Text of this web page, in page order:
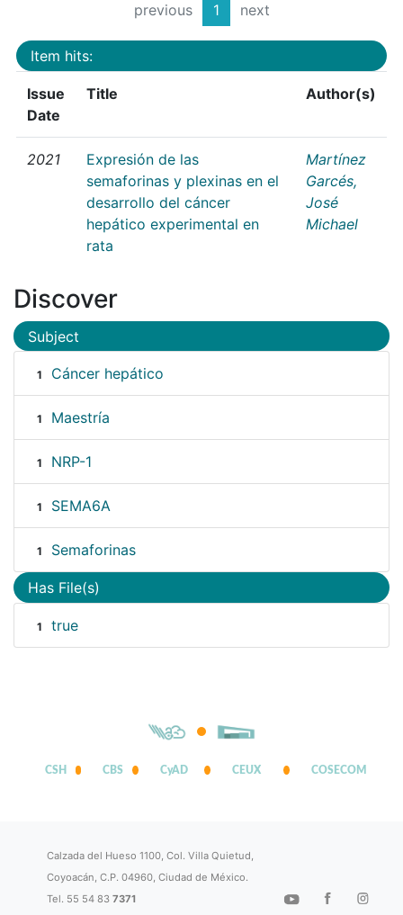
previous 1 next
Item hits:
Issue
Date
Title Author(s)
2021
Expresión de las
semaforinas y plexinas en el
desarrollo del cáncer
hepático experimental en
rata
Martínez
Garcés,
José
Michael
Discover
Subject
1 Cáncer hepático
1 Maestría
1 NRP-1
1 SEMA6A
1 Semaforinas
Has File(s)
1 true
CSH CBS CyAD CEUX COSECOM
Calzada del Hueso 1100, Col. Villa Quietud,
Coyoacán, C.P. 04960, Ciudad de México.
Tel. 55 54 837371